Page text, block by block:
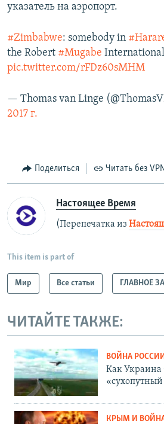
указатель на аэропорт.
#Zimbabwe: somebody in
the Robert #Mugabe
pic.twitter.com/rFDz60sMHM
— Thomas van Linge
2017 г.
Поделиться Читать без VPN
Настоящее Время
(Перепечатка из
This item is part of
Мир Все статьи ГЛАВНОЕ
ЧИТАЙТЕ ТАКЖЕ:
ВОЙНА
Как Украина
КРЫМ И